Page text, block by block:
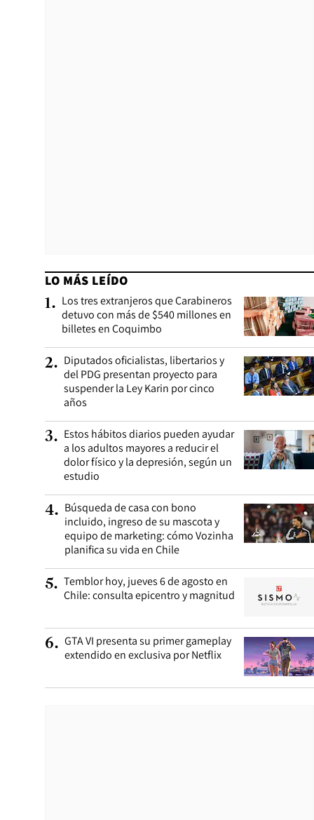
LO MÁS LEÍDO
1. Los tres extranjeros que Carabineros
detuvo con más de $540 millones en
billetes en Coquimbo
2. Diputados oficialistas, libertarios y
del PDG presentan proyecto para
suspender la Ley Karin por cinco
años
3. Estos hábitos diarios pueden ayudar
a los adultos mayores a reducir el
dolor físico y la depresión, según un
estudio
4. Búsqueda de casa con bono
incluido, ingreso de su mascota y
equipo de marketing: cómo Vozinha
planifica su vida en Chile
5. Temblor hoy, jueves 6 de agosto en
Chile: consulta epicentro y magnitud
6. GTA VI presenta su primer gameplay
extendido en exclusiva por Netflix